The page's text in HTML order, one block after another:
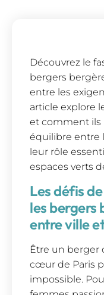
Découvrez le
bergers
entre les
article explore
et comment ils
équilibre entre
leur rôle
espaces verts
Les défis
les bergers
entre ville
Être un berger
cœur de Paris
impossible.